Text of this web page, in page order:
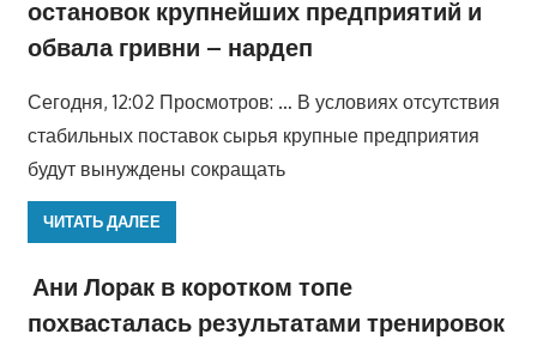
остановок крупнейших предприятий и
обвала гривни – нардеп
Сегодня, 12:02 Просмотров: … В условиях отсутствия
стабильных поставок сырья крупные предприятия
будут вынуждены сокращать
ЧИТАТЬ ДАЛЕЕ
Ани Лорак в коротком топе
похвасталась результатами тренировок